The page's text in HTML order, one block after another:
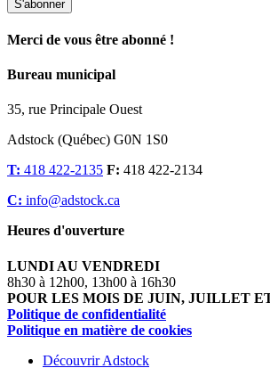
S'abonner
Merci de vous être abonné !
Bureau municipal
35, rue Principale Ouest
Adstock (Québec) G0N 1S0
T: 418 422-2135 F: 418 422-2134
C: info@adstock.ca
Heures d'ouverture
LUNDI AU VENDREDI
8h30 à 12h00, 13h00 à 16h30
POUR LES MOIS DE JUIN, JUILLET
Politique de confidentialité
Politique en matière de cookies
Découvrir Adstock